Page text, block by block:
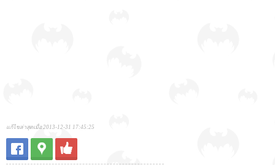
แก้ไขล่าสุดเมื่อ 2013-12-31 17:45:25